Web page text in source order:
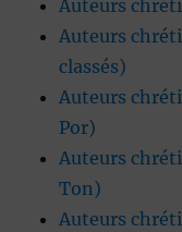
Auteurs
Auteurs
classés)
Auteurs
Por)
Auteurs
Ton)
Auteurs